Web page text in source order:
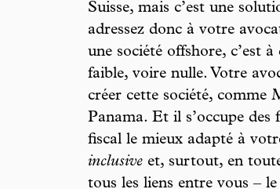
Suisse, mais c’est une
adressez donc à votre
une société offshore, c’est
faible, voire nulle. Votre
créer cette société, comme
Panama. Et il s’occupe
fiscal le mieux adapté à
inclusive et, surtout, en
tous les liens entre vous –